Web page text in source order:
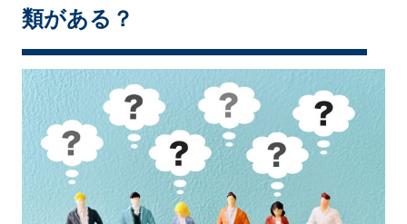
類がある？